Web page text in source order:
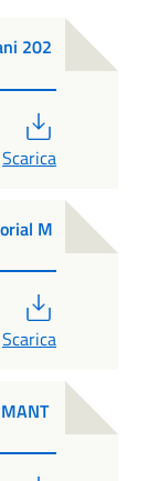
202
Scarica
M
Scarica